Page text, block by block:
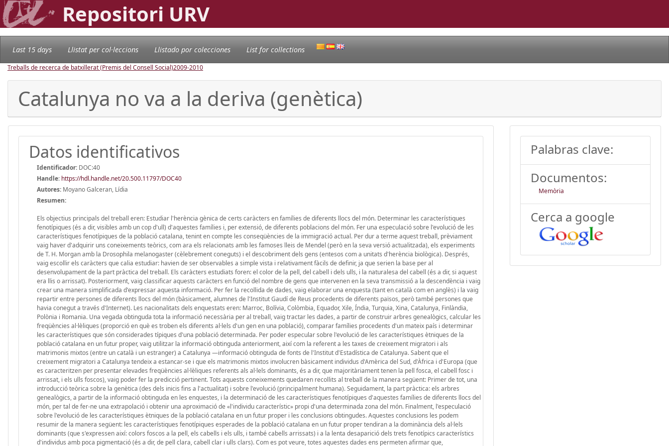
Repositori URV
Last 15 days Llistat per col·leccions Llistado por colecciones List for collections
Treballs de recerca de batxillerat (Premis del Consell Social)2009-2010
Catalunya no va a la deriva (genètica)
Datos identificativos
Identificador: DOC:40
Handle: https://hdl.handle.net/20.500.11797/DOC40
Autores: Moyano Galceran, Lídia
Resumen:
Els objectius principals del treball eren: Estudiar l'herència gènica de certs caràcters en famílies de diferents llocs del món. Determinar les característiques
fenotípiques (és a dir, visibles amb un cop d'ull) d'aquestes famílies i, per extensió, de diferents poblacions del món. Fer una especulació sobre l'evolució de les
característiques fenotípiques de la població catalana, tenint en compte les conseqüències de la immigració actual. Per dur a terme aquest treball, prèviament
vaig haver d'adquirir uns coneixements teòrics, com ara els relacionats amb les famoses lleis de Mendel (però en la seva versió actualitzada), els experiments
de T. H. Morgan amb la Drosophila melanogaster (cèlebrement coneguts) i el descobriment dels gens (entesos com a unitats d'herència biològica). Després,
vaig escollir els caràcters que calia estudiar: havien de ser observables a simple vista i relativament fàcils de definir, ja que serien la base per al
desenvolupament de la part pràctica del treball. Els caràcters estudiats foren: el color de la pell, del cabell i dels ulls, i la naturalesa del cabell (és a dir, si aquest
era llis o arrissat). Posteriorment, vaig classificar aquests caràcters en funció del nombre de gens que intervenen en la seva transmissió a la descendència i vaig
crear una manera simplificada d'expressar aquesta informació. Per fer la recollida de dades, vaig elaborar una enquesta (tant en català com en anglès) i la vaig
repartir entre persones de diferents llocs del món (bàsicament, alumnes de l'Institut Gaudí de Reus procedents de diferents països, però també persones que
havia conegut a través d'Internet). Les nacionalitats dels enquestats eren: Marroc, Bolívia, Colòmbia, Equador, Xile, Índia, Turquia, Xina, Catalunya, Finlàndia,
Polònia i Romania. Una vegada obtinguda tota la informació necessària per al treball, vaig tractar les dades, a partir de construir arbres genealògics, calcular les
freqüències al·lèliques (proporció en què es troben els diferents al·lels d'un gen en una població), comparar famílies procedents d'un mateix país i determinar
les característiques que són considerades típiques d'una població determinada. Per poder especular sobre l'evolució de les característiques ètniques de la
població catalana en un futur proper, vaig utilitzar la informació obtinguda anteriorment, així com la referent a les taxes de creixement migratori i als
matrimonis mixtos (entre un català i un estranger) a Catalunya —informació obtinguda de fonts de l'Institut d'Estadística de Catalunya. Sabent que el
creixement migratori a Catalunya tendeix a estancar-se i que els matrimonis mixtos involucren bàsicament individus d'Amèrica del Sud, d'Àfrica i d'Europa (que
es caracteritzen per presentar elevades freqüències al·lèliques referents als al·lels dominants, és a dir, que majoritàriament tenen la pell fosca, el cabell fosc i
arrissat, i els ulls foscos), vaig poder fer la predicció pertinent. Tots aquests coneixements quedaren recollits al treball de la manera següent: Primer de tot, una
introducció teòrica sobre la genètica (des dels inicis fins a l'actualitat) i sobre l'evolució (principalment humana). Seguidament, la part pràctica: els arbres
genealògics, a partir de la informació obtinguda en les enquestes, i la determinació de les característiques fenotípiques d'aquestes famílies de diferents llocs del
món, per tal de fer-ne una extrapolació i obtenir una aproximació de «l'individu característic» propi d'una determinada zona del món. Finalment, l'especulació
sobre l'evolució de les característiques ètniques de la població catalana en un futur proper i les conclusions obtingudes. Aquestes conclusions les podem
resumir de la manera següent: les característiques fenotípiques esperades de la població catalana en un futur proper tendiran a la dominància dels al·lels
dominants (que s'expressen així: colors foscos a la pell, els cabells i els ulls, i també cabells arrissats) i a la lenta desaparició dels trets fenotípics característics
d'individus amb poca pigmentació (és a dir, de pell clara, cabell clar i ulls clars). Com es pot veure, totes aquestes dades ens permeten afirmar que,
Palabras clave:
Documentos:
Memòria
Cerca a google